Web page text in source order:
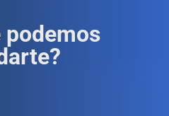
podemos